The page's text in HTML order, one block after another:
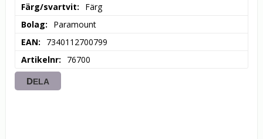
Färg/svartvit
Färg
Bolag
Paramount
EAN
7340112700799
Artikelnr
76700
DELA